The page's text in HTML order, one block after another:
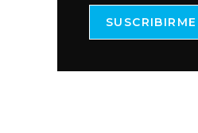
SUSCRIBIRME